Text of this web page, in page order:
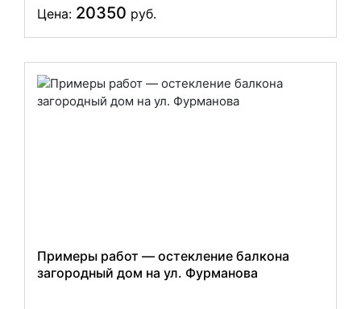
Цена: 20350 руб.
Примеры работ — остекление балкона
загородный дом на ул. Фурманова